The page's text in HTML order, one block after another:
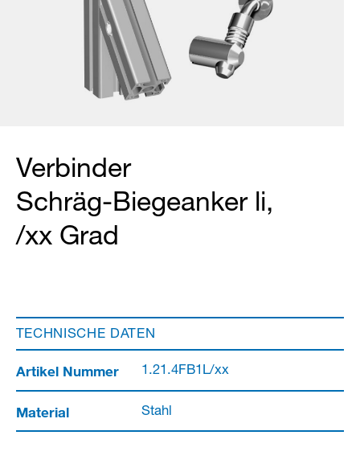
Verbinder
Schräg-Biegeanker li,
/xx Grad
TECHNISCHE DATEN
Artikel Nummer 1.21.4FB1L/xx
Material Stahl